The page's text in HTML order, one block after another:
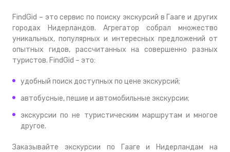
FindGid – это сервис по поиску экскурсий в Гааге и других
городах Нидерландов. Агрегатор собрал множество
уникальных, популярных и интересных предложений от
опытных гидов, рассчитанных на совершенно разных
туристов. FindGid – это:
удобный поиск доступных по цене экскурсий;
автобусные, пешие и автомобильные экскурсии;
экскурсии по не туристическим маршрутам и многое
другое.
Заказывайте экскурсии по Гааге и Нидерландам на